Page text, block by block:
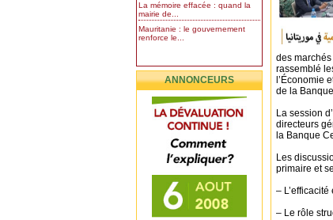
La mémoire effacée : quand la
mairie de...
Mauritanie : le gouvernement
renforce le...
ANNONCEURS
des
rassemblé
l’Économie
de la
La session
directeurs
la Banque
Les
primaire et
–
– Le rôle